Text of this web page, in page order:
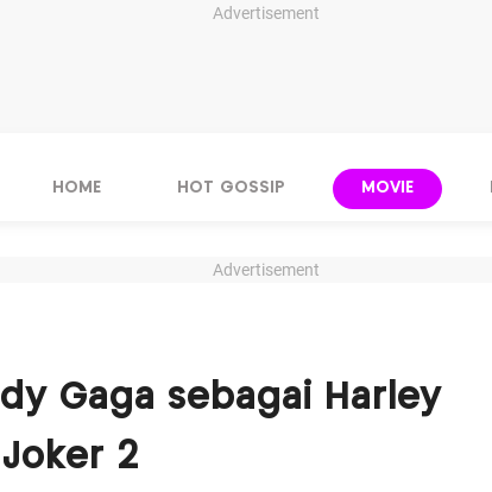
Advertisement
HOME HOT GOSSIP MOVIE
Advertisement
Gaga sebagai Harley
2